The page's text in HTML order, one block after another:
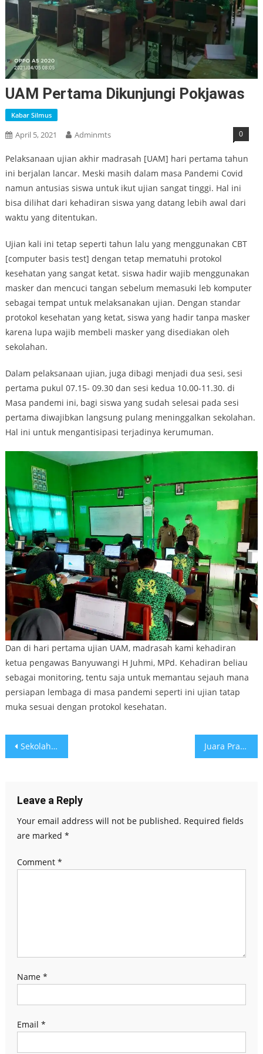
UAM Pertama Dikunjungi Pokjawas
Kabar Silmus
April 5, 2021 Adminmts 0
Pelaksanaan ujian akhir madrasah [UAM] hari pertama tahun
ini berjalan lancar. Meski masih dalam masa Pandemi Covid
namun antusias siswa untuk ikut ujian sangat tinggi. Hal ini
bisa dilihat dari kehadiran siswa yang datang lebih awal dari
waktu yang ditentukan.
Ujian kali ini tetap seperti tahun lalu yang menggunakan CBT
[computer basis test] dengan tetap mematuhi protokol
kesehatan yang sangat ketat. siswa hadir wajib menggunakan
masker dan mencuci tangan sebelum memasuki leb komputer
sebagai tempat untuk melaksanakan ujian. Dengan standar
protokol kesehatan yang ketat, siswa yang hadir tanpa masker
karena lupa wajib membeli masker yang disediakan oleh
sekolahan.
Dalam pelaksanaan ujian, juga dibagi menjadi dua sesi, sesi
pertama pukul 07.15- 09.30 dan sesi kedua 10.00-11.30. di
Masa pandemi ini, bagi siswa yang sudah selesai pada sesi
pertama diwajibkan langsung pulang meninggalkan sekolahan.
Hal ini untuk mengantisipasi terjadinya kerumuman.
Dan di hari pertama ujian UAM, madrasah kami kehadiran
ketua pengawas Banyuwangi H Juhmi, MPd. Kehadiran beliau
sebagai monitoring, tentu saja untuk memantau sejauh mana
persiapan lembaga di masa pandemi seperti ini ujian tatap
muka sesuai dengan protokol kesehatan.
Post
Sekolah Tatap Muka Mulai Juli 2021, Simak Ketentuannya! Juara Pramuka
Leave a Reply
Your email address will not be published. Required fields
are marked *
Comment *
Name *
Email *